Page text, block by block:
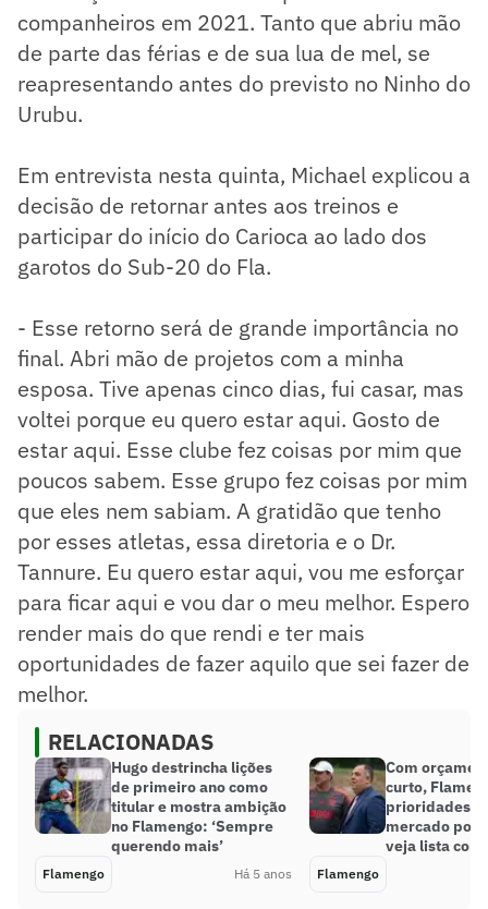
companheiros em 2021. Tanto que abriu mão
de parte das férias e de sua lua de mel, se
reapresentando antes do previsto no Ninho do
Urubu.
Em entrevista nesta quinta, Michael explicou a
decisão de retornar antes aos treinos e
participar do início do Carioca ao lado dos
garotos do Sub-20 do Fla.
- Esse retorno será de grande importância no
final. Abri mão de projetos com a minha
esposa. Tive apenas cinco dias, fui casar, mas
voltei porque eu quero estar aqui. Gosto de
estar aqui. Esse clube fez coisas por mim que
poucos sabem. Esse grupo fez coisas por mim
que eles nem sabiam. A gratidão que tenho
por esses atletas, essa diretoria e o Dr.
Tannure. Eu quero estar aqui, vou me esforçar
para ficar aqui e vou dar o meu melhor. Espero
render mais do que rendi e ter mais
oportunidades de fazer aquilo que sei fazer de
melhor.
RELACIONADAS
Hugo destrincha lições
de primeiro ano como
titular e mostra ambição
no Flamengo: ‘Sempre
querendo mais’
Flamengo Há 5 anos
Com
curto,
prioridades e
mercado por
veja lista com
Flamengo